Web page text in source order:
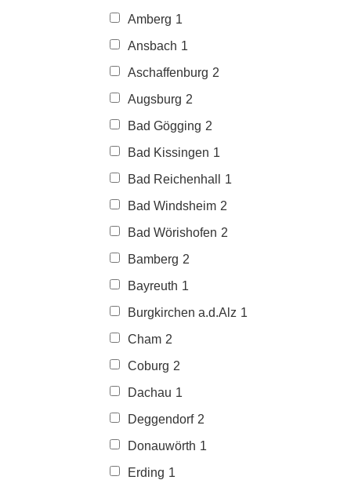
Amberg 1
Ansbach 1
Aschaffenburg 2
Augsburg 2
Bad Gögging 2
Bad Kissingen 1
Bad Reichenhall
1
Bad Windsheim 2
Bad Wörishofen 2
Bamberg 2
Bayreuth 1
Burgkirchen a.d.Alz 1
Cham 2
Coburg 2
Dachau 1
Deggendorf 2
Donauwörth 1
Erding 1